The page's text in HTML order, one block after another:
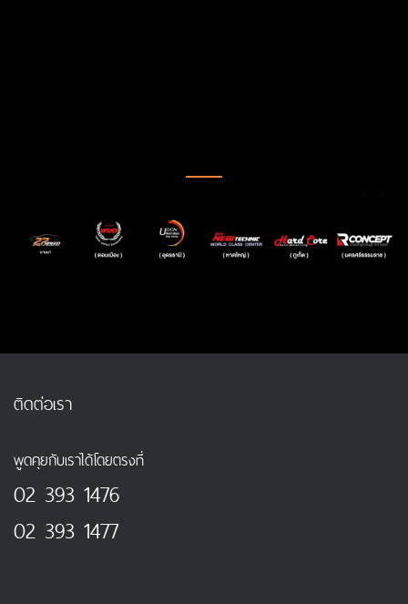
ติดต่อเรา
พูดคุยกับเราได้โดยตรงที่
02 393 1476
02 393 1477